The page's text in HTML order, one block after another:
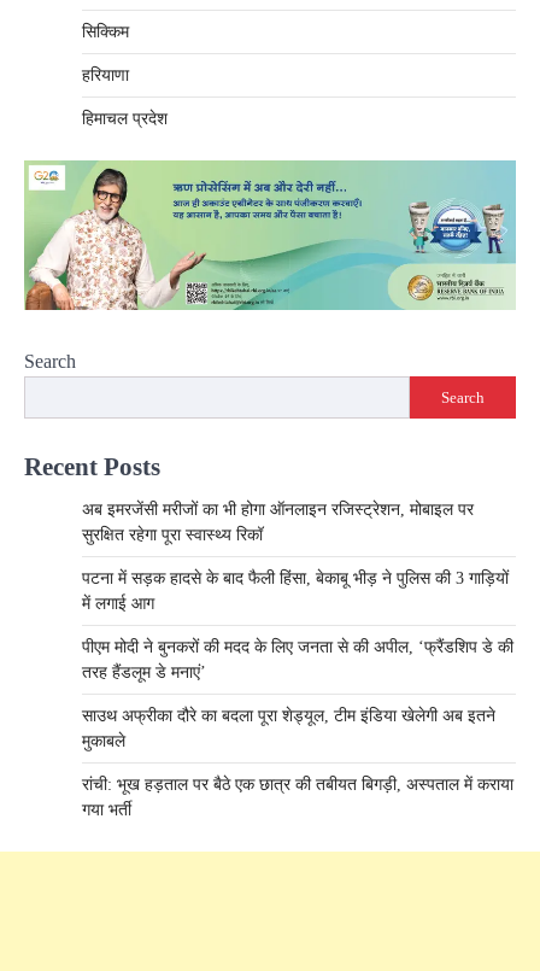
सिक्किम
हरियाणा
हिमाचल प्रदेश
Search
Search
Recent Posts
अब इमरजेंसी मरीजों का भी होगा ऑनलाइन रजिस्ट्रेशन, मोबाइल पर
सुरक्षित रहेगा पूरा स्वास्थ्य रिकॉ
पटना में सड़क हादसे के बाद फैली हिंसा, बेकाबू भीड़ ने पुलिस की 3 गाड़ियों
में लगाई आग
पीएम मोदी ने बुनकरों की मदद के लिए जनता से की अपील, ‘फ्रैंडशिप डे की
तरह हैंडलूम डे मनाएं’
साउथ अफ्रीका दौरे का बदला पूरा शेड्यूल, टीम इंडिया खेलेगी अब इतने
मुकाबले
रांची: भूख हड़ताल पर बैठे एक छात्र की तबीयत बिगड़ी, अस्पताल में कराया
गया भर्ती